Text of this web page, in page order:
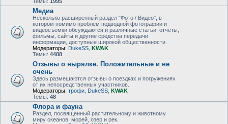
Медиа
Несколько расширенный раздел "Фото / Видео", в
котором помимо проблем подводной фотографии и
видеосъемки обсуждаются и различные статьи, отчеты,
фильмы, сайты и другие средства передачи
информации, доступные широкой общественности.
Модераторы: DukeSS KWAK
Темы: 4488
Отзывы о нырялке. Положительные и не
очень
Здесь размещаются отзывы о поездках и погружениях
от их непосредственных участников.
Модераторы: трофи DukeSS KWAK
Темы: 48
Флора и фауна
Раздел, посвященный растительному и животному
миру океанов, морей, озер и рек.